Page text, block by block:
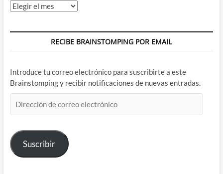
Archivos
RECIBE BRAINSTOMPING POR EMAIL
Introduce tu correo electrónico para suscribirte a este
Brainstomping y recibir notificaciones de nuevas entradas.
de
electrónico
Suscribir